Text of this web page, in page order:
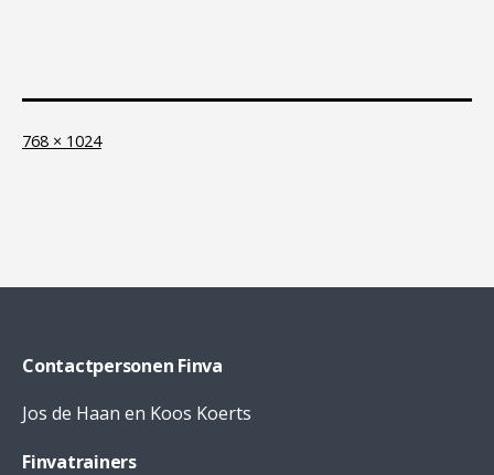
Full
768 × 1024
Contactpersonen Finva
Jos de Haan en Koos Koerts
Finvatrainers